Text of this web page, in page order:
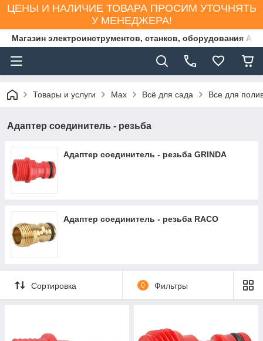
ЦЕНЫ И НАЛИЧИЕ ТОВАРА ПРОСИМ УТОЧНЯТЬ
У МЕНЕДЖЕРА!
Магазин электроинструментов, станков, оборудования
Товары и услуги Max Всё для сада Все для
Адаптер соединитель - резьба
Адаптер соединитель - резьба GRINDA
Адаптер соединитель - резьба RACO
Сортировка 0 Фильтры